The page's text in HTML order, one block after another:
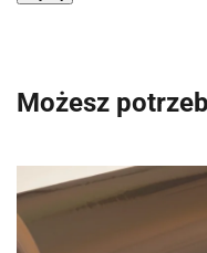
Możesz